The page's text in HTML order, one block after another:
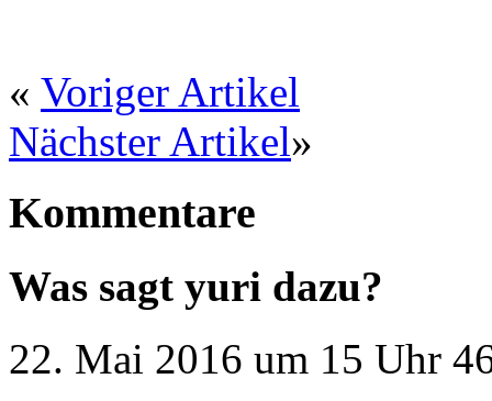
« Voriger Artikel
Nächster Artikel»
Kommentare
Was sagt yuri dazu?
22. Mai 2016 um 15 Uhr